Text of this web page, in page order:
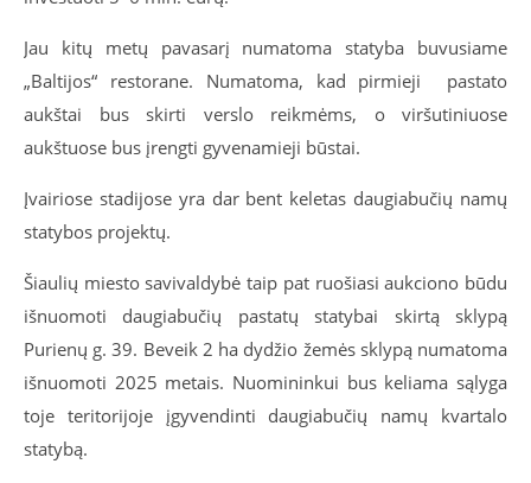
Jau kitų metų pavasarį numatoma statyba buvusiame
„Baltijos“ restorane. Numatoma, kad pirmieji pastato
aukštai bus skirti verslo reikmėms, o viršutiniuose
aukštuose bus įrengti gyvenamieji būstai.
Įvairiose stadijose yra dar bent keletas daugiabučių namų
statybos projektų.
Šiaulių miesto savivaldybė taip pat ruošiasi aukciono būdu
išnuomoti daugiabučių pastatų statybai skirtą sklypą
Purienų g. 39. Beveik 2 ha dydžio žemės sklypą numatoma
išnuomoti 2025 metais. Nuomininkui bus keliama sąlyga
toje teritorijoje įgyvendinti daugiabučių namų kvartalo
statybą.